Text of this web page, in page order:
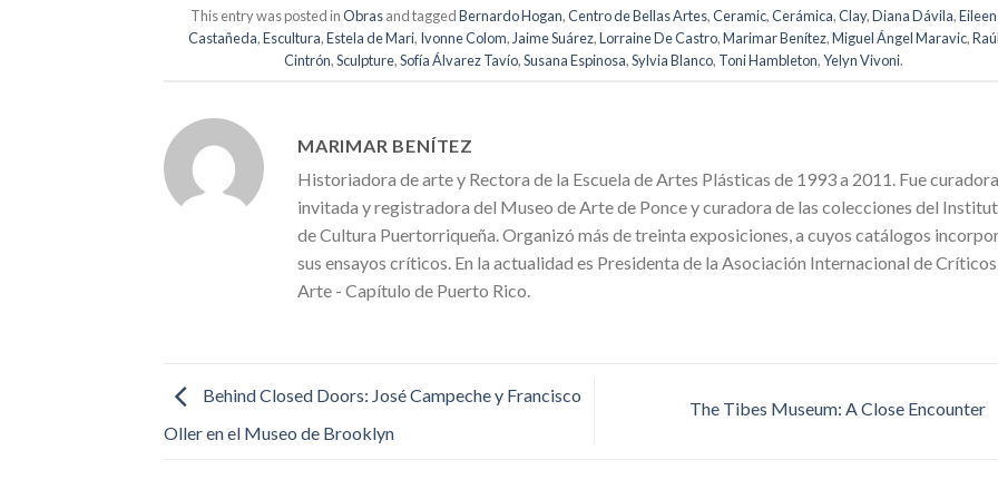
This entry was posted inObrasand taggedBernardo Hogan,Centro de Bellas Artes,Ceramic,Cerámica,Clay,Diana Dávila,Eileen
Castañeda,Escultura,Estela de Mari, Ivonne Colom, Jaime Suárez,Lorraine De Castro,Marimar Benítez,Miguel Ángel Maravic,Raúl
Cintrón,Sculpture,Sofía Álvarez Tavío,Susana Espinosa,Sylvia Blanco, Toni Hambleton,Yelyn Vivoni.
MARIMAR BENÍTEZ
Historiadora de arte y Rectora de la Escuela de Artes Plásticas de 1993 a 2011. Fue curadora
invitada y registradora del Museo de Arte de Ponce y curadora de las colecciones del
de Cultura Puertorriqueña. Organizó más de treinta exposiciones, a cuyos catálogos
sus ensayos críticos. En la actualidad es Presidenta de la Asociación Internacional de
Arte - Capítulo de Puerto Rico.
Behind Closed Doors: José Campeche y Francisco
Oller en el Museo de Brooklyn
The Tibes Museum: A Close Encounter